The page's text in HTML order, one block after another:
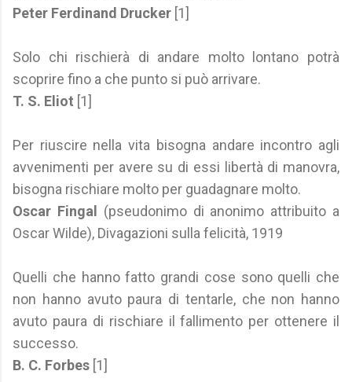
Peter Ferdinand Drucker [1]
Solo chi rischierà di andare molto lontano potrà
scoprire fino a che punto si può arrivare.
T. S. Eliot [1]
Per riuscire nella vita bisogna andare incontro agli
avvenimenti per avere su di essi libertà di manovra,
bisogna rischiare molto per guadagnare molto.
Oscar Fingal
(pseudonimo di anonimo attribuito a
Oscar Wilde), Divagazioni sulla felicità, 1919
Quelli che hanno fatto grandi cose sono quelli che
non hanno avuto paura di tentarle, che non hanno
avuto paura di rischiare il fallimento per ottenere il
successo.
B. C. Forbes [1]